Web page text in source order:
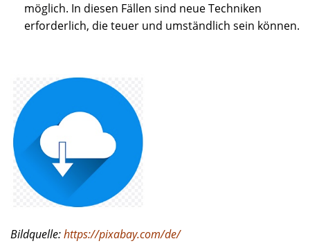
möglich. In diesen Fällen sind neue Techniken
erforderlich, die teuer und umständlich sein können.
Bildquelle:https://pixabay.com/de/